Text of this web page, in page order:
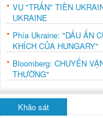
VỤ "TRẤN" TIỀN
UKRAINE
Phía Ukraine: "DẤU ẤN
KHÍCH CỦA HUNGARY"
Bloomberg: CHUYẾN
THƯỜNG"
Khảo sát